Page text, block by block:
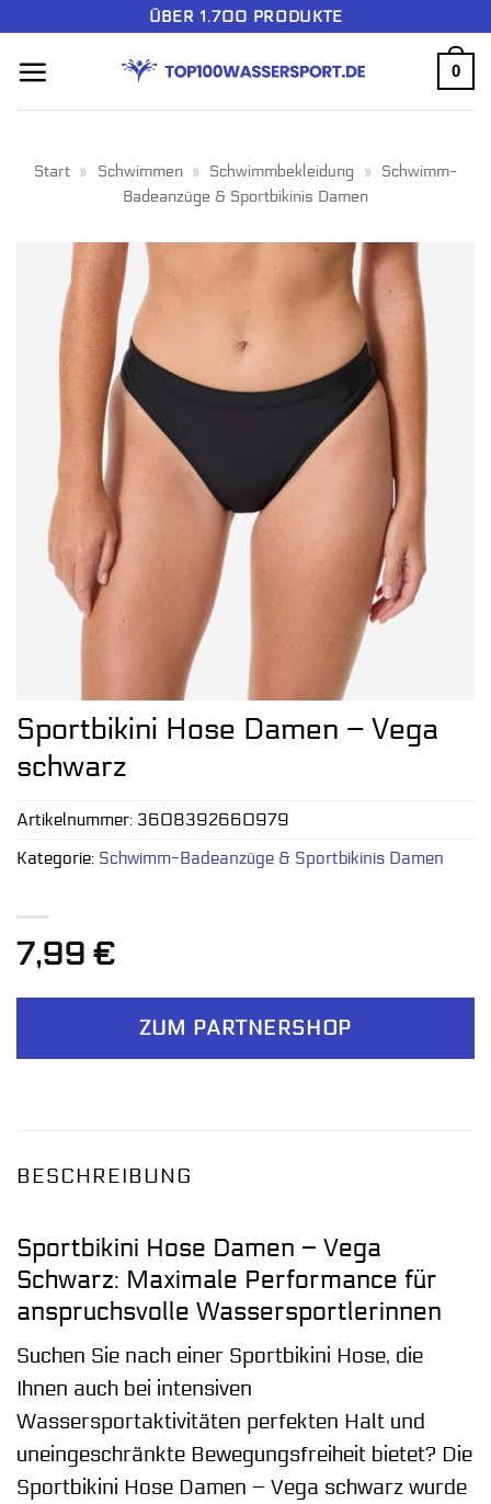
springen
ÜBER 1.700 PRODUKTE
0
Start » Schwimmen » Schwimmbekleidung » Schwimm-
Badeanzüge & Sportbikinis Damen
Sportbikini Hose Damen – Vega
schwarz
7,99 €
ZUM PARTNERSHOP
Artikelnummer: 3608392660979
Kategorie: Schwimm-Badeanzüge & Sportbikinis Damen
BESCHREIBUNG
Sportbikini Hose Damen – Vega
Schwarz: Maximale Performance für
anspruchsvolle Wassersportlerinnen
Suchen Sie nach einer Sportbikini Hose, die
Ihnen auch bei intensiven
Wassersportaktivitäten perfekten Halt und
uneingeschränkte Bewegungsfreiheit bietet? Die
Sportbikini Hose Damen – Vega schwarz wurde